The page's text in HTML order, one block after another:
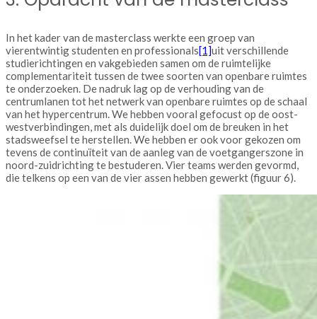
In het kader van de masterclass werkte een groep van
vierentwintig studenten en professionals[1]uit verschillende
studierichtingen en vakgebieden samen om de ruimtelijke
complementariteit tussen de twee soorten van openbare ruimtes
te onderzoeken. De nadruk lag op de verhouding van de
centrumlanen tot het netwerk van openbare ruimtes op de schaal
van het hypercentrum. We hebben vooral gefocust op de oost-
westverbindingen, met als duidelijk doel om de breuken in het
stadsweefsel te herstellen. We hebben er ook voor gekozen om
tevens de continuïteit van de aanleg van de voetgangerszone in
noord-zuidrichting te bestuderen. Vier teams werden gevormd,
die telkens op een van de vier assen hebben gewerkt (figuur 6).